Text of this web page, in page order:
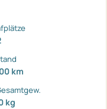
km
kg